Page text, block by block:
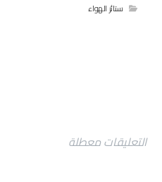
ستائر الهواء
التعليقات معطلة